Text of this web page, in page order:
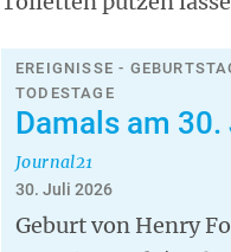
EREIGNISSE -
TODESTAGE
Damals am 30.
Journal21
30. Juli 2026
Geburt von Henry